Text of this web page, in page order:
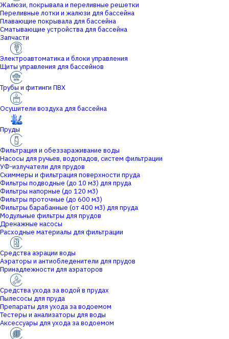
Жалюзи, покрывала и переливные решетки
Переливные лотки и жалюзи для бассейна
Плавающие покрывала для бассейна
Сматывающие устройства для бассейна
Запчасти
Электроавтоматика и блоки управления
Щиты управления для бассейнов
Трубы и фитинги ПВХ
Осушители воздуха для бассейна
Пруды
Фильтрация и обеззараживание воды
Насосы для ручьев, водопадов, систем фильтрации
УФ-излучатели для прудов
Скиммеры и фильтрация поверхности пруда
Фильтры подводные (до 10 м3) для пруда
Фильтры напорные (до 120 м3)
Фильтры проточные (до 600 м3)
Фильтры барабанные (от 400 м3) для пруда
Модульные фильтры для прудов
Дренажные насосы
Расходные материалы для фильтрации
Средства аэрации воды
Аэраторы и антиобледенители для прудов
Принадлежности для аэраторов
Средства ухода за водой в прудах
Пылесосы для пруда
Препараты для ухода за водоемом
Тестеры и анализаторы для воды
Аксессуары для ухода за водоемом